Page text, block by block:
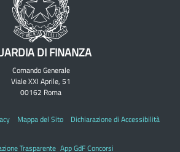
DI FINANZA
Comando Generale
Viale XXI Aprile, 51
00162 Roma
Mappa del Sito Dichiarazione di Accessibilità
Trasparente App GdF Concorsi